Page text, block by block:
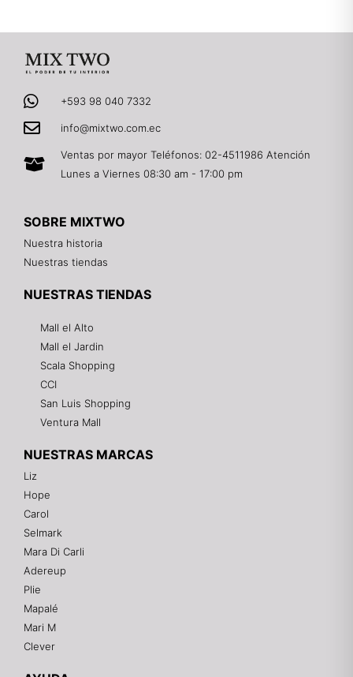
+593 98 040 7332
info@mixtwo.com.ec
Ventas por mayor Teléfonos: 02-4511986 Atención
Lunes a Viernes 08:30 am - 17:00 pm
SOBRE MIXTWO
Nuestra historia
Nuestras tiendas
NUESTRAS TIENDAS
Mall el Alto
Mall el Jardin
Scala Shopping
CCI
San Luis Shopping
Ventura Mall
NUESTRAS MARCAS
Liz
Hope
Carol
Selmark
Mara Di Carli
Adereup
Plie
Mapalé
Mari M
Clever
¡Hola! 👋
Gracias por visitarnos. Te asesoramos
personalmente con tu compra: tallas, envíos y
pagos.
Recuerda: 10% de descuento en tu primera compra